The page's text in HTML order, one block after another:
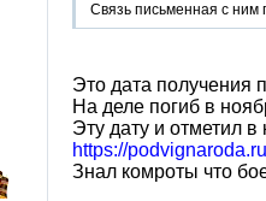
Связь письменная с ним
Это дата получения
На деле погиб в
Эту дату и отметил
https://
Знал комроты что